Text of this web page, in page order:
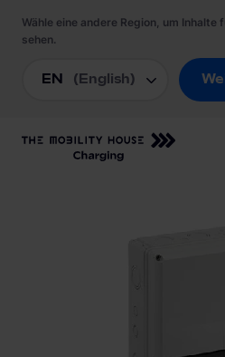
Ladezubehör
ÜSS-Z